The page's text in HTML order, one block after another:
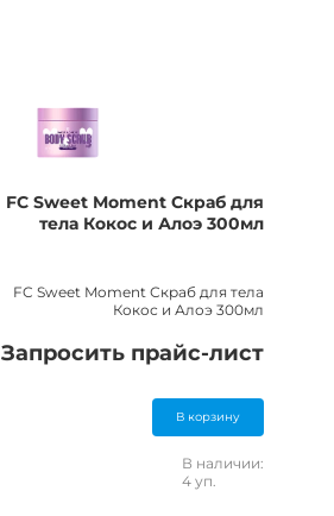
FC Sweet Moment Скраб для
тела Кокос и Алоэ 300мл
FC Sweet Moment Скраб для тела
Кокос и Алоэ 300мл
Запросить прайс-лист
В корзину
В наличии:
4 уп.